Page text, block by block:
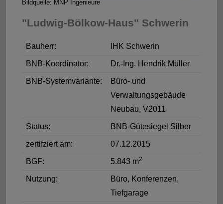
Bildquelle: MNP Ingenieure
"Ludwig-Bölkow-Haus" Schwerin
Bauherr: IHK Schwerin
BNB-Koordinator: Dr.-Ing. Hendrik Müller
BNB-Systemvariante:
Büro- und
Verwaltungsgebäude
Neubau, V2011
Status: BNB-Gütesiegel Silber
zertifziert am: 07.12.2015
BGF: 5.843 m2
Nutzung:
Büro, Konferenzen,
Tiefgarage